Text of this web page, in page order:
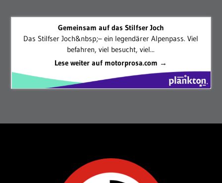
Gemeinsam auf das Stilfser Joch
Das Stilfser Joch&nbsp;– ein legendärer Alpenpass. Viel
befahren, viel besucht, viel...
Lese weiter auf motorprosa.com →